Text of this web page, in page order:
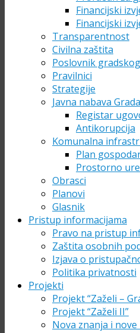
Financijski
Financijski
Transparentnost
Civilna zaštita
Poslovnik
Pravilnici
Strategije
Javna nabava
Registar
Antikorupcija
Komunalna
Plan
Prostorno
Obrasci
Planovi
Glasnik
Pristup informacijama
Pravo na pristup
Zaštita osobnih
Izjava o
Politika privatnosti
Projekti
Projekt “Zaželi –
Projekt “Zaželi II”
Nova znanja i